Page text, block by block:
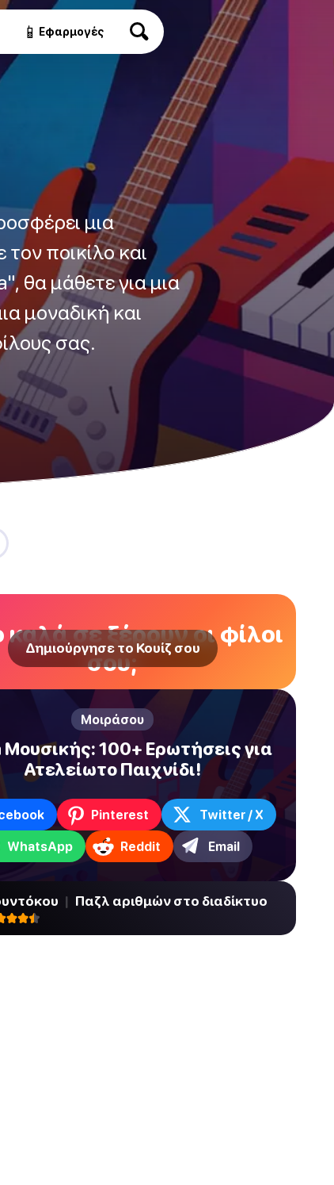
📱 Εφαρμογές
μια
ποικίλο και
θα μάθετε για μια
μοναδική και
σας.
σε ξέρουν οι φίλοι
σου;
Δημιούργησε το Κουίζ σου
Μοιράσου
100+ Ερωτήσεις για
Ατελείωτο Παιχνίδι!
Pinterest Twitter / X
WhatsApp Reddit Email
| Παζλ αριθμών στο διαδίκτυο